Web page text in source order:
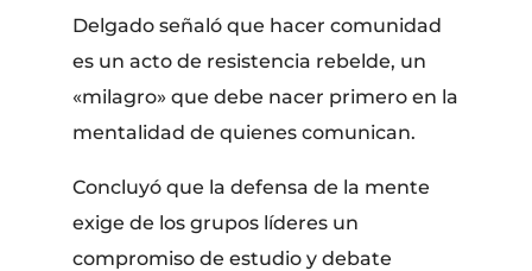
Delgado señaló que hacer comunidad
es un acto de resistencia rebelde, un
«milagro» que debe nacer primero en la
mentalidad de quienes comunican.
Concluyó que la defensa de la mente
exige de los grupos líderes un
compromiso de estudio y debate